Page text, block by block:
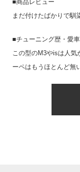
■商品レビュー
まだ付けたばかりで馴
■チューニング歴・愛
この型のM3やisは人気
ーペはもうほとんど無